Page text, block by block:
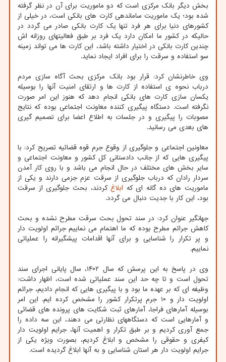
بخش دیگر بانک مرکزی است که دو ماموریت برای آن در نظر گرفته
شده بود؛ یک ماموریت ساماندهی کارت های بانکی است، در خیلی از
کشورهای دنیا برای هر فرد تنها یک کارت بانکی صادر می گردد در
حالیکه در کشور ما امکان دارد یک فرد بر طبق فعالیتهای روزانه اش
چندین کارت بانکی در اختیار داشته باشد، این کارت ها می تواند زمینه
سو استفاده و سرقت را برای افراد ایجاد نماید.
وی خاطرنشان کرد: قرار بود بانک مرکزی بحث آگاه سازی مردم
درباب نحوه ی استفاده از کارت ها و ارتقای امنیت آنها را بوسیله
یکسان سازی کارت های بانکی انجام دهد که هنوز این امر صورت
نگرفته است. دستگاه پیگیری کننده معاونت اجتماعی بوده که نتایج
مصوبات را پیگیری و در جلسات به اطلاع اعضا برای تصمیم گیری
های بعدی می رسانید.
معاونین اجتماعی و جلوگیری از وقوع جرم قوه قضائیه تصریح کرد: با
پیگیری هایی که از جانب دادستانی کل کشور و معاونت اجتماعی و
سایر بخش های مختلف در حال انجام می باشد و با روی کار آمدن
سردار رادان که درباب جلوگیری از سرقت عزم جزمی دارند و یکی از
ماموریت های ده گانه ای که ابلاغکردند، بحث جلوگیری از سرقت
بود، این کار با جدیت دنبال می گردد.
جهانگیر عنوان کرد: در سند تحول بحث سرقت مطرح نشده و بحث
کاهش جرائم مطرح بوده که ما اهتمام می نماییم جرائم اولویت دار
و پر تکرار را شناسایی و برای آنها اقدامات پیشگیرانه را عملیاتی
نماییم.
وی در پاسخ به این پرسش که سال ۱۴۰۲، سال پایانی اجرای سند
تحول است و تا چه حد این سند عملیاتی شده است، اظهار داشت:
وظیفه ای که بر عهده ما بود و با پیگیری هایی که انجام دادیم، جرائم
اولویت دار و ۱۰ جرم پرتکرار کشور را مشخص کرده ایم. این امر
بوسیله آمارهای فراجا، آمارهای ثبت شکایت های پرونده های قضائی
و آمارهایی است که دستگاههای نظارتی می دهند، این سه داده را
جمع آوری کردیم و بر طبق تکرار و اهمیت آنها، جرایم اولویت دار
کیفری و حقوقی را مشخص و ابلاغ کردیم، بصورت ویژه یکی از
جرایم اولویت دار هر استان شناسایی و به آنها ابلاغ گردیده است.